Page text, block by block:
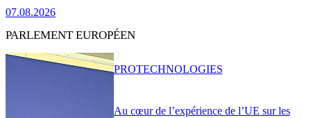
07.08.2026
PARLEMENT EUROPÉEN
Au cœur de l’expérience de l’UE sur les
PROTECHNOLOGIES